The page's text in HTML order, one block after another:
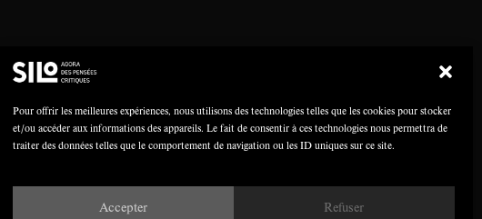
Pour offrir les meilleures expériences, nous utilisons des technologies telles que les cookies pour stocker
et/ou accéder aux informations des appareils. Le fait de consentir à ces technologies nous permettra de
traiter des données telles que le comportement de navigation ou les ID uniques sur ce site.
Accepter Refuser